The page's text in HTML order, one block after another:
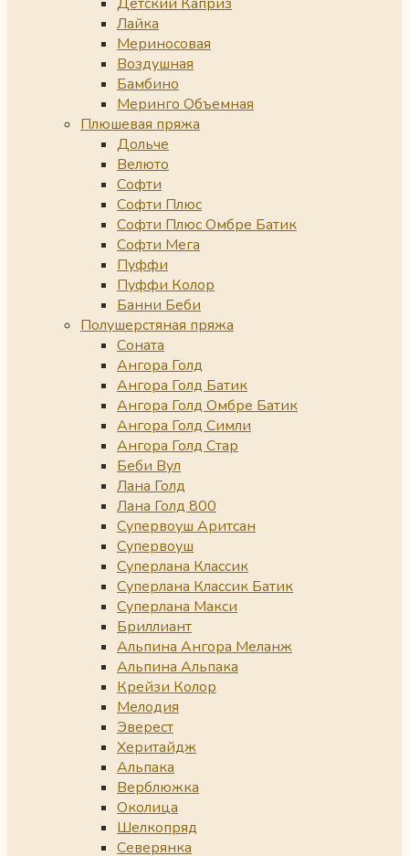
Лайка
Мериносовая
Воздушная
Бамбино
Меринго Объемная
Плюшевая пряжа
Дольче
Велюто
Софти
Софти Плюс
Софти Плюс Омбре Батик
Софти Мега
Пуффи
Пуффи Колор
Банни Беби
Полушерстяная пряжа
Соната
Ангора Голд
Ангора Голд Батик
Ангора Голд Омбре Батик
Ангора Голд Симли
Ангора Голд Стар
Беби Вул
Лана Голд
Лана Голд 800
Супервоуш Аритсан
Супервоуш
Суперлана Классик
Суперлана Классик Батик
Суперлана Макси
Бриллиант
Альпина Ангора Меланж
Альпина Альпака
Крейзи Колор
Мелодия
Эверест
Херитайдж
Альпака
Верблюжка
Околица
Шелкопряд
Северянка